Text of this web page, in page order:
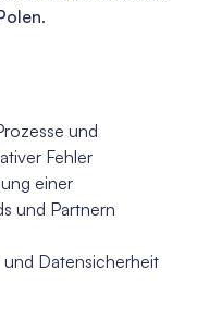
.
und
Fehler
einer
und Partnern
und Datensicherheit